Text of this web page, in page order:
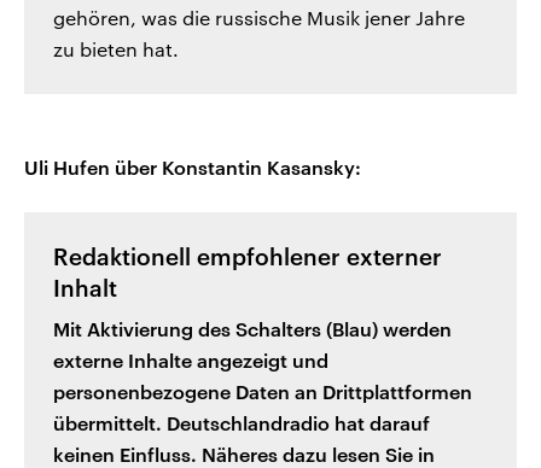
gehören, was die russische Musik jener Jahre
zu bieten hat.
Uli Hufen über Konstantin Kasansky:
Redaktionell empfohlener externer
Inhalt
Mit Aktivierung des Schalters (Blau) werden
externe Inhalte angezeigt und
personenbezogene Daten an Drittplattformen
übermittelt. Deutschlandradio hat darauf
keinen Einfluss. Näheres dazu lesen Sie in